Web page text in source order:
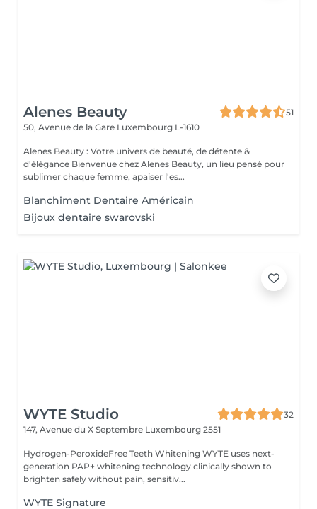
Alenes Beauty
51
50, Avenue de la Gare Luxembourg L-1610
Alenes Beauty : Votre univers de beauté, de détente &
d'élégance Bienvenue chez Alenes Beauty, un lieu pensé pour
sublimer chaque femme, apaiser l'es...
Blanchiment Dentaire Américain
Bijoux dentaire swarovski
WYTE Studio
32
147, Avenue du X Septembre Luxembourg 2551
Hydrogen-PeroxideFree Teeth Whitening WYTE uses next-
generation PAP+ whitening technology clinically shown to
brighten safely without pain, sensitiv...
WYTE Signature